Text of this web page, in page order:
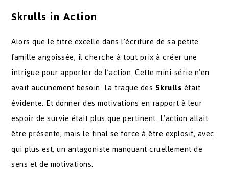
Skrulls in Action
Alors que le titre excelle dans l’écriture de sa petite
famille angoissée, il cherche à tout prix à créer une
intrigue pour apporter de l’action. Cette mini-série n’en
avait aucunement besoin. La traque des Skrullsétait
évidente. Et donner des motivations en rapport à leur
espoir de survie était plus que pertinent. L’action allait
être présente, mais le final se force à être explosif, avec
qui plus est, un antagoniste manquant cruellement de
sens et de motivations.